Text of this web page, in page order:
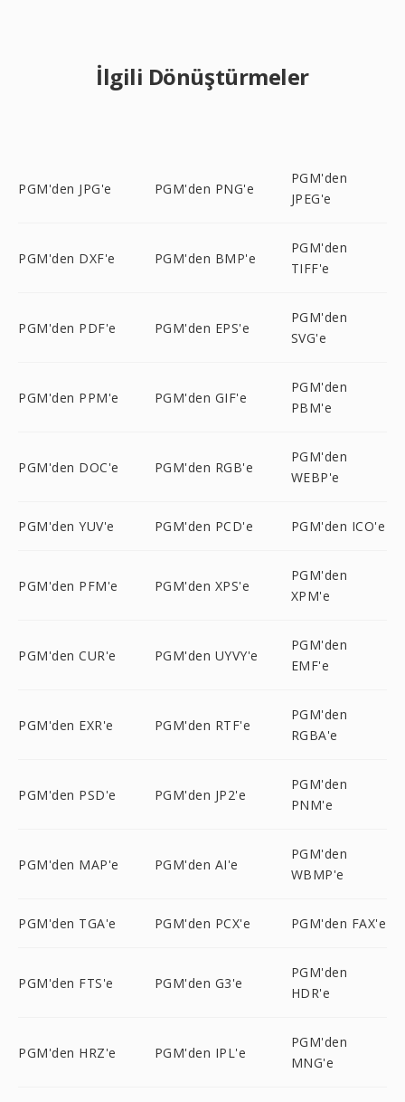
İlgili Dönüştürmeler
PGM'den JPG'e PGM'den PNG'e
PGM'den
JPEG'e
PGM'den DXF'e PGM'den BMP'e
PGM'den
TIFF'e
PGM'den PDF'e PGM'den EPS'e
PGM'den
SVG'e
PGM'den PPM'e PGM'den GIF'e
PGM'den
PBM'e
PGM'den DOC'e PGM'den RGB'e
PGM'den
WEBP'e
PGM'den YUV'e PGM'den PCD'e PGM'den ICO'e
PGM'den PFM'e PGM'den XPS'e
PGM'den
XPM'e
PGM'den CUR'e PGM'den UYVY'e
PGM'den
EMF'e
PGM'den EXR'e PGM'den RTF'e
PGM'den
RGBA'e
PGM'den PSD'e PGM'den JP2'e
PGM'den
PNM'e
PGM'den MAP'e PGM'den AI'e
PGM'den
WBMP'e
PGM'den TGA'e PGM'den PCX'e PGM'den FAX'e
PGM'den FTS'e PGM'den G3'e
PGM'den
HDR'e
PGM'den HRZ'e PGM'den IPL'e
PGM'den
MNG'e